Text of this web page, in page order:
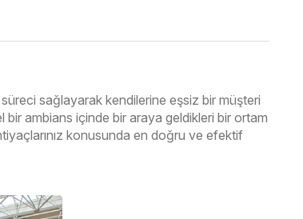
sağlayarak kendilerine eşsiz bir müşteri
bir ambians içinde bir araya geldikleri bir ortam
konusunda en doğru ve efektif